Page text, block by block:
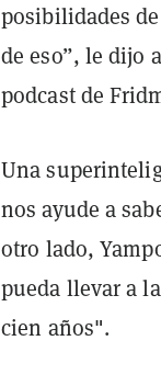
posibilidades
de eso”, le dijo
podcast de
Una
nos ayude a
otro lado,
pueda llevar a
cien años".